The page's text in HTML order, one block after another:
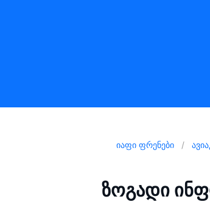
იაფი ფრენები
ზოგადი